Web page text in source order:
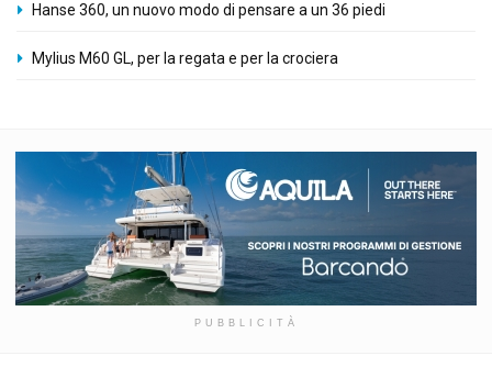
Hanse 360, un nuovo modo di pensare a un 36 piedi
Mylius M60 GL, per la regata e per la crociera
PUBBLICITÀ